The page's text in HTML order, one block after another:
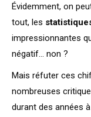
Évidemment, on
tout, les
impressionnantes
négatif… non ?
Mais réfuter ces
nombreuses
durant des années